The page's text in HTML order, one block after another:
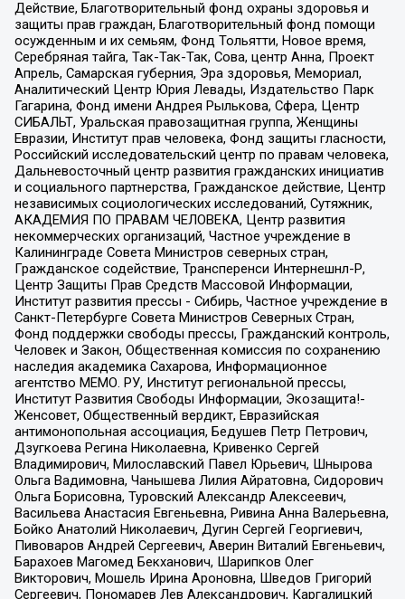
Действие, Благотворительный фонд охраны здоровья и
защиты прав граждан, Благотворительный фонд помощи
осужденным и их семьям, Фонд Тольятти, Новое время,
Серебряная тайга, Так-Так-Так, Сова, центр Анна, Проект
Апрель, Самарская губерния, Эра здоровья, Мемориал,
Аналитический Центр Юрия Левады, Издательство Парк
Гагарина, Фонд имени Андрея Рылькова, Сфера, Центр
СИБАЛЬТ, Уральская правозащитная группа, Женщины
Евразии, Институт прав человека, Фонд защиты гласности,
Российский исследовательский центр по правам человека,
Дальневосточный центр развития гражданских инициатив
и социального партнерства, Гражданское действие, Центр
независимых социологических исследований, Сутяжник,
АКАДЕМИЯ ПО ПРАВАМ ЧЕЛОВЕКА, Центр развития
некоммерческих организаций, Частное учреждение в
Калининграде Совета Министров северных стран,
Гражданское содействие, Трансперенси Интернешнл-Р,
Центр Защиты Прав Средств Массовой Информации,
Институт развития прессы - Сибирь, Частное учреждение в
Санкт-Петербурге Совета Министров Северных Стран,
Фонд поддержки свободы прессы, Гражданский контроль,
Человек и Закон, Общественная комиссия по сохранению
наследия академика Сахарова, Информационное
агентство МЕМО. РУ, Институт региональной прессы,
Институт Развития Свободы Информации, Экозащита!-
Женсовет, Общественный вердикт, Евразийская
антимонопольная ассоциация, Бедушев Петр Петрович,
Дзугкоева Регина Николаевна, Кривенко Сергей
Владимирович, Милославский Павел Юрьевич, Шнырова
Ольга Вадимовна, Чанышева Лилия Айратовна, Сидорович
Ольга Борисовна, Туровский Александр Алексеевич,
Васильева Анастасия Евгеньевна, Ривина Анна Валерьевна,
Бойко Анатолий Николаевич, Дугин Сергей Георгиевич,
Пивоваров Андрей Сергеевич, Аверин Виталий Евгеньевич,
Барахоев Магомед Бекханович, Шарипков Олег
Викторович, Мошель Ирина Ароновна, Шведов Григорий
Сергеевич, Пономарев Лев Александрович, Каргалицкий